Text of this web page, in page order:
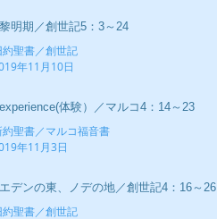
明期／創世記5：3～24
約聖書／創世記
年11月10日
体験）／マルコ4：14～23
約聖書／マルコ福音書
年11月3日
デンの東、ノデの地／創世記4：16～26
約聖書／創世記